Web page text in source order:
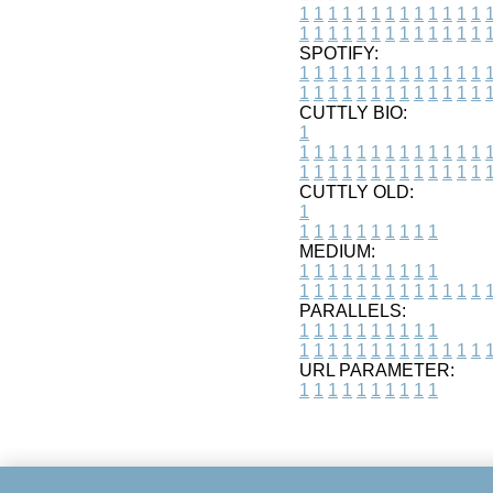
1 1 1 1 1 1 1 1 1 1 1 1 1 1
1 1 1 1 1 1 1 1 1 1 1 1 1 1
SPOTIFY:
1 1 1 1 1 1 1 1 1 1 1 1 1 1
1 1 1 1 1 1 1 1 1 1 1 1 1 1
CUTTLY BIO:
1
1 1 1 1 1 1 1 1 1 1 1 1 1 1
1 1 1 1 1 1 1 1 1 1 1 1 1 1
CUTTLY OLD:
1
1 1 1 1 1 1 1 1 1 1
MEDIUM:
1 1 1 1 1 1 1 1 1 1
1 1 1 1 1 1 1 1 1 1 1 1 1 1
PARALLELS:
1 1 1 1 1 1 1 1 1 1
1 1 1 1 1 1 1 1 1 1 1 1 1 1
URL PARAMETER:
1 1 1 1 1 1 1 1 1 1